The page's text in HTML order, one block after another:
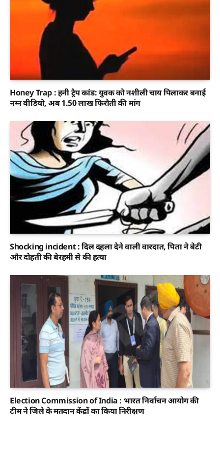
Honey Trap : हनी ट्रैप कांड: युवक को नशीली चाय पिलाकर बनाई
नग्न वीडियो, अब 1.50 लाख फिरौती की मांग
Shocking incident : दिल दहला देने वाली वारदात, पिता ने बेटी
और दोहती की बेरहमी से की हत्या
Election Commission of India : भारत निर्वाचन आयोग की
टीम ने जिले के मतदान केंद्रों का किया निरीक्षण